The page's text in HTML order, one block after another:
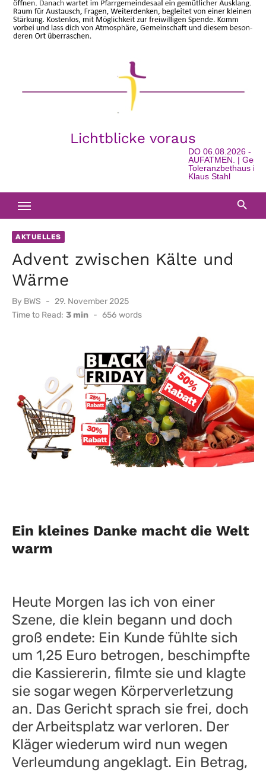
Lichtblicke voraus
DO 06.08.2026 -
AUFATMEN. |
Toleranzbethaus in
Klaus Stahl
AKTUELLES
Advent zwischen Kälte und
Wärme
By BWS
Posted
on
29. November 2025
Time to Read: 3 min - 656 words
Ein kleines Danke macht die Welt
warm
Heute Morgen las ich von einer
Szene, die klein begann und doch
groß endete: Ein Kunde fühlte sich
um 1,25 Euro betrogen, beschimpfte
die Kassiererin, filmte sie und klagte
sie sogar wegen Körperverletzung
an. Das Gericht sprach sie frei, doch
der Arbeitsplatz war verloren. Der
Kläger wiederum wird nun wegen
Verleumdung angeklagt. Ein Betrag,